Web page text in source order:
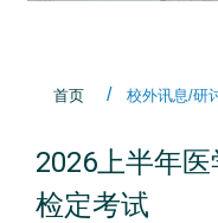
首页 校外讯息/研
2026上半年
检定考试